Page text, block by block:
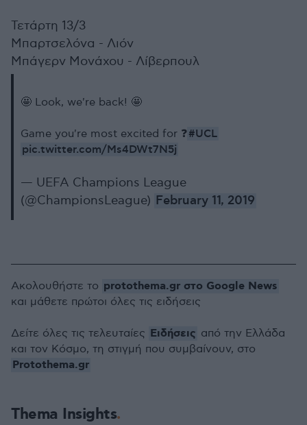
Τετάρτη 13/3
Μπαρτσελόνα - Λιόν
Μπάγερν Μονάχου - Λίβερπουλ
🤩 Look, we're back! 🤩
Game you're most excited for ❓#UCL
pic.twitter.com/Ms4DWt7N5j
— UEFA Champions League
(@ChampionsLeague) February 11, 2019
Thema Insights
Ακολουθήστε το protothema.gr στο Google News
και μάθετε πρώτοι όλες τις ειδήσεις
Δείτε όλες τις τελευταίες Ειδήσεις από την Ελλάδα
και τον Κόσμο, τη στιγμή που συμβαίνουν, στο
Protothema.gr